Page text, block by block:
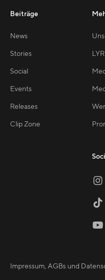
Beiträge
News
Stories
Social
Events
Releases
Clip Zone



Impressum, AGBs und